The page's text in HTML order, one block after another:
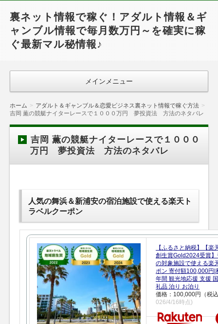
裏ネット情報で稼ぐ！アダルト情報＆ギ
ャンブル情報で毎月数万円～を確実に稼
ぐ最新マル秘情報♪
メインメニュー
ホーム
アダルト＆ギャンブル＆恋愛ビジネス裏ネット情報で稼ぐ方法
吉岡 薫の競艇ナイターレースで１０００万円 夢投資法 方法のネタバレ
吉岡 薫の競艇ナイターレースで１０００
万円 夢投資法 方法のネタバレ
人気の舞浜＆新浦安の宿泊施設で使える楽天ト
ラベルクーポン
【ふるさと納税】【楽
創生賞Gold2024受賞
の対象施設で使える楽
ポン 寄付額100,000円|
年間 観光地応援 支援
礼品 泊り お泊り
価格：100,000円（税
026/4/16時点)